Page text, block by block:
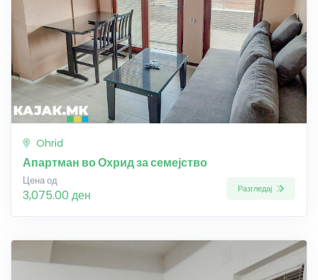
Ohrid
Апартман во Охрид за семејство
Цена од
3,075.00 ден Разгледај